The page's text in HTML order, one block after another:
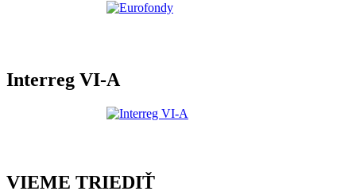
Interreg VI-A
VIEME TRIEDIŤ